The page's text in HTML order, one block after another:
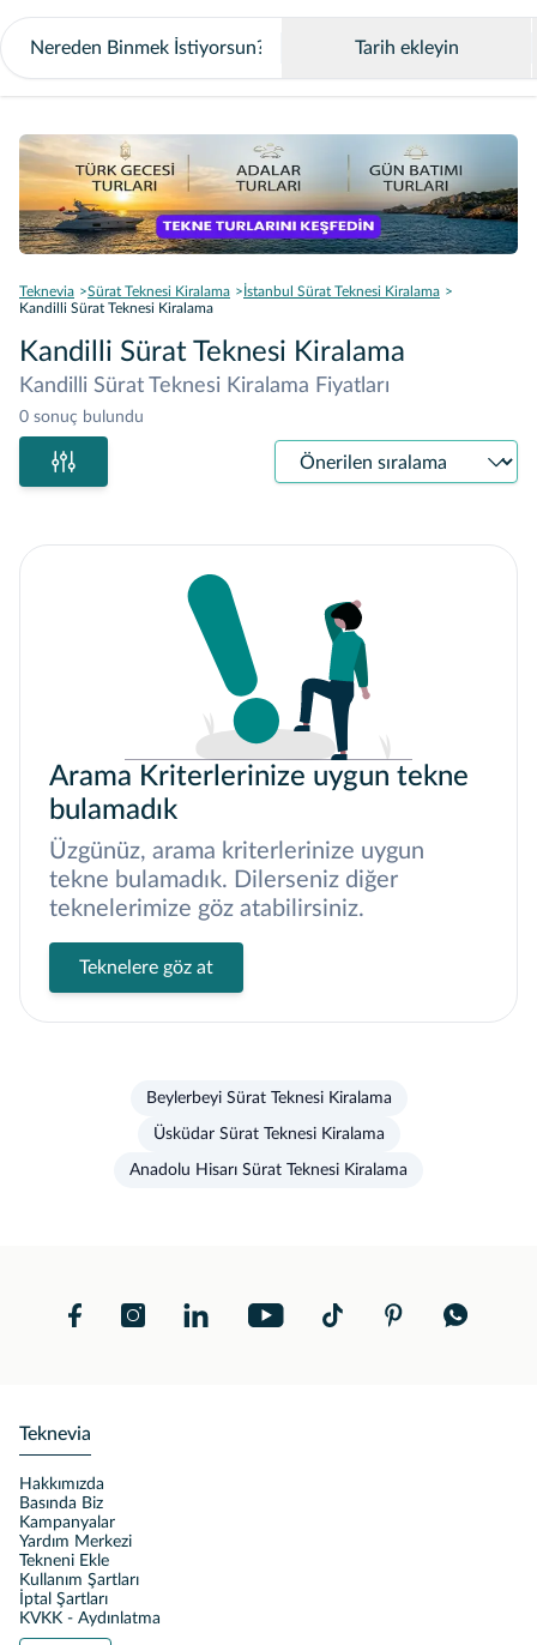
Tarih ekleyin
Teknevia Sürat Teknesi Kiralama
İstanbul Sürat Teknesi Kiralama
Kandilli Sürat Teknesi Kiralama
Kandilli Sürat Teknesi Kiralama
Kandilli Sürat Teknesi Kiralama Fiyatları
0 sonuç bulundu
Sıralama
Arama Kriterlerinize uygun tekne
bulamadık
Üzgünüz, arama kriterlerinize uygun
tekne bulamadık. Dilerseniz diğer
teknelerimize göz atabilirsiniz.
Teknelere göz at
Beylerbeyi Sürat Teknesi Kiralama
Üsküdar Sürat Teknesi Kiralama
Anadolu Hisarı Sürat Teknesi Kiralama
Teknevia
Hakkımızda
Basında Biz
Kampanyalar
Yardım Merkezi
Tekneni Ekle
Kullanım Şartları
İptal Şartları
KVKK - Aydınlatma